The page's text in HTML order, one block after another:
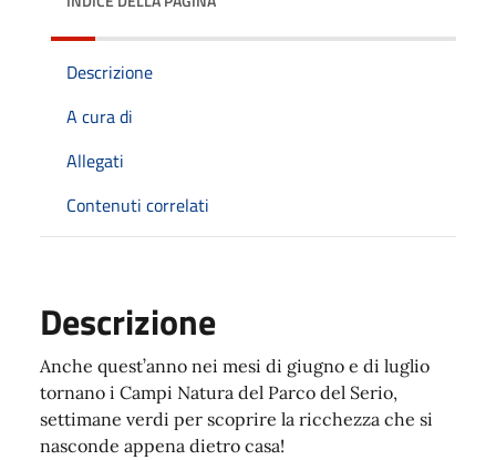
Descrizione
A cura di
Allegati
Contenuti correlati
Descrizione
Anche quest’anno nei mesi di giugno e di luglio
tornano i Campi Natura del Parco del Serio,
settimane verdi per scoprire la ricchezza che si
nasconde appena dietro casa!